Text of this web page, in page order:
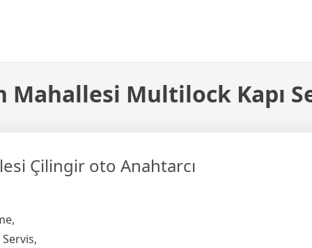
Mahallesi Multilock Kapı
Çilingir oto Anahtarcı